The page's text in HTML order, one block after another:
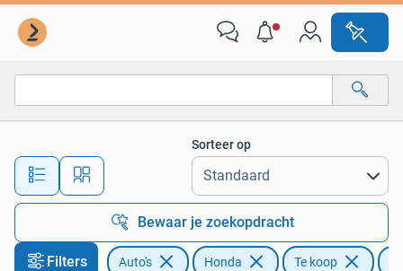
Alle afstanden…
Sorteer op
Bewaar je zoekopdracht
Filters Auto's Honda Te koop